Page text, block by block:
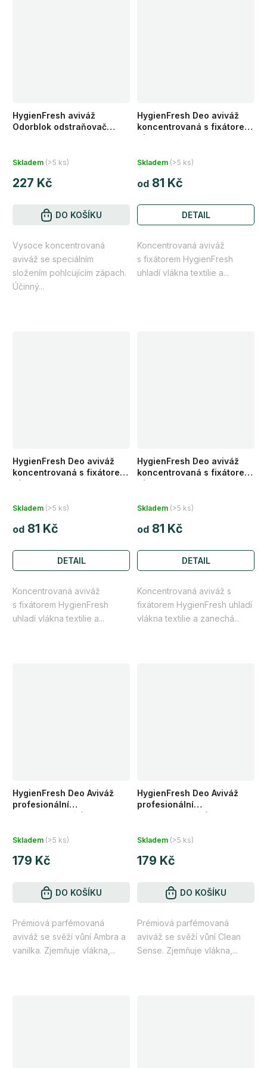
HygienFresh aviváž
Odorblok odstraňovač
zápachu 1 l
Skladem (>5 ks)
227 Kč
DO KOŠÍKU
Vysoce koncentrovaná
aviváž se speciálním
složením pohlcujícím zápach.
Účinný...
HygienFresh Deo aviváž
koncentrovaná s fixátorem
vůně Capri 1 l/ 235 ml
Skladem (>5 ks)
od 81 Kč
DETAIL
Koncentrovaná aviváž
s fixátorem HygienFresh
uhladí vlákna textilie a...
HygienFresh Deo aviváž
koncentrovaná s fixátorem
vůně Provenza 1 l/ 235 ml
Skladem (>5 ks)
od 81 Kč
DETAIL
Koncentrovaná aviváž
s fixátorem HygienFresh
uhladí vlákna textilie a...
HygienFresh Deo aviváž
koncentrovaná s fixátorem
vůně Tea Tree 1 l/ 235 ml
Skladem (>5 ks)
od 81 Kč
DETAIL
Koncentrovaná aviváž s
fixátorem HygienFresh uhladí
vlákna textilie a zanechá...
HygienFresh Deo Aviváž
profesionální
koncentrovaná formulace
praní)
Skladem (>5 ks)
179 Kč
DO KOŠÍKU
Prémiová parfémovaná
aviváž se svěží vůní Ambra a
vanilka. Zjemňuje vlákna,...
HygienFresh Deo Aviváž
profesionální
koncentrovaná formulace
Skladem (>5 ks)
179 Kč
DO KOŠÍKU
Prémiová parfémovaná
aviváž se svěží vůní Clean
Sense. Zjemňuje vlákna,...